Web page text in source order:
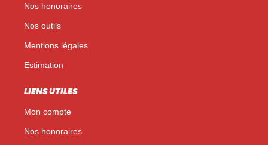
Nos honoraires
Nos outils
Mentions légales
Estimation
LIENS UTILES
Mon compte
Nos honoraires